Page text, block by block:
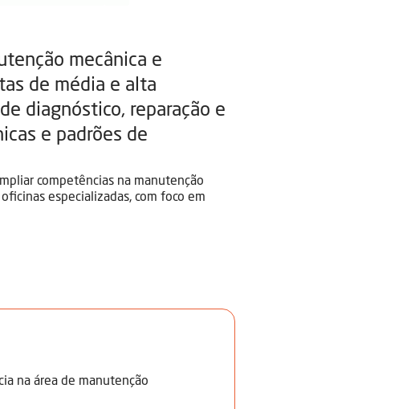
mecânica e
de média e alta
diagnóstico, reparação e
e padrões de
competências na manutenção
especializadas, com foco em
na área de manutenção